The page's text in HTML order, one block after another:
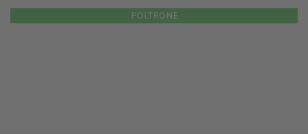
POLTRONE